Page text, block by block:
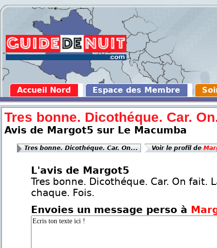
Accueil Nord Espace des Membre
Tres bonne. Dicothéque. Car.
Avis de Margot5 sur Le Macumba
Tres bonne. Dicothéque. Car. On... Voir le profil de
L'avis de Margot5
Tres bonne. Dicothéque. Car. On fait.
chaque. Fois.
Envoies un message perso à